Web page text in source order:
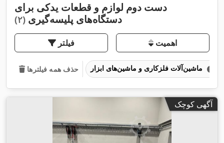
دست دوم لوازم و قطعات یدکی برای
دستگاه‌های پلیسه‌گیری (۲)
فیلتر اهمیت
حذف همه فیلترها
آگهی کوچک